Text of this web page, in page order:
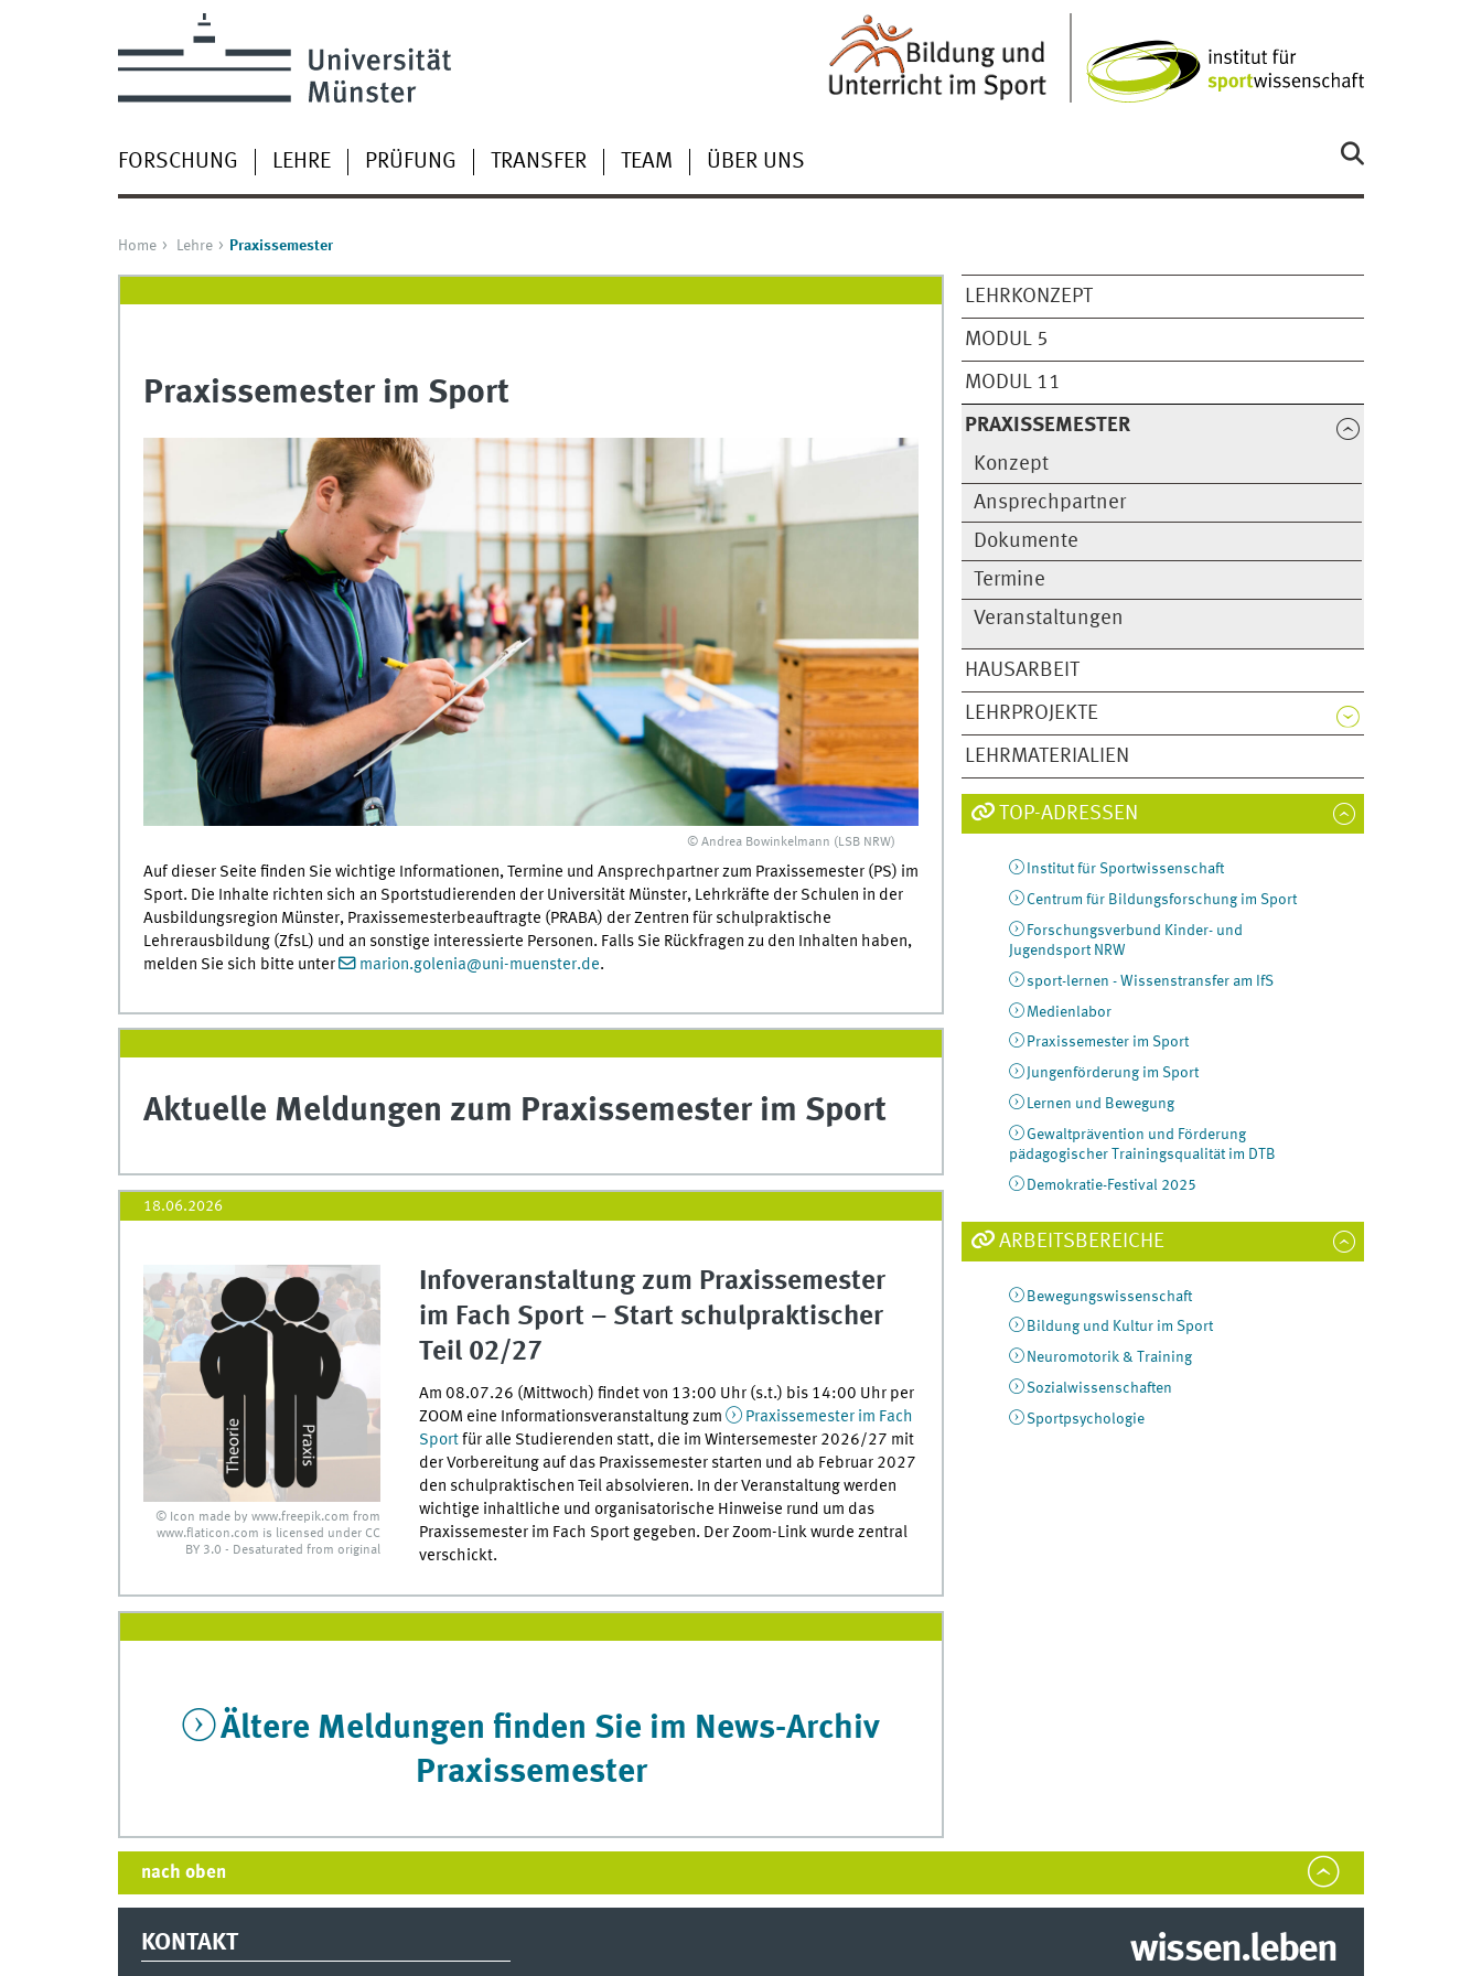
FORSCHUNG LEHRE PRÜFUNG TRANSFER TEAM ÜBER UNS
Home Lehre Praxissemester
LEHRKONZEPT
MODUL 5
MODUL 11
PRAXISSEMESTER
Konzept
Ansprechpartner
Dokumente
Termine
Veranstaltungen
HAUSARBEIT
LEHRPROJEKTE
LEHRMATERIALIEN
Praxissemester im Sport
© Andrea Bowinkelmann (LSB NRW)
Auf dieser Seite finden Sie wichtige Informationen, Termine und Ansprechpartner zum Praxissemester (PS) im
Sport. Die Inhalte richten sich an Sportstudierenden der Universität Münster, Lehrkräfte der Schulen in der
Ausbildungsregion Münster, Praxissemesterbeauftragte (PRABA) der Zentren für schulpraktische
Lehrerausbildung (ZfsL) und an sonstige interessierte Personen. Falls Sie Rückfragen zu den Inhalten haben,
melden Sie sich bitte unter
marion.golenia@uni-muenster.de.
Aktuelle Meldungen zum Praxissemester im Sport
18.06.2026
© Icon made by www.freepik.com from
www.flaticon.com is licensed under CC
BY 3.0 - Desaturated from original
Infoveranstaltung zum Praxissemester
im Fach Sport – Start schulpraktischer
Teil 02/27
Am 08.07.26 (Mittwoch) findet von 13:00 Uhr (s.t.) bis 14:00 Uhr per
ZOOM eine Informationsveranstaltung zum
Praxissemester im Fach
Sportfür alle Studierenden statt, die im Wintersemester 2026/27 mit
der Vorbereitung auf das Praxissemester starten und ab Februar 2027
den schulpraktischen Teil absolvieren. In der Veranstaltung werden
wichtige inhaltliche und organisatorische Hinweise rund um das
Praxissemester im Fach Sport gegeben. Der Zoom-Link wurde zentral
verschickt.
Ältere Meldungen finden Sie im News-Archiv
Praxissemester
TOP-ADRESSEN
Institut für Sportwissenschaft
Centrum für Bildungsforschung im Sport
Forschungsverbund Kinder- und
Jugendsport NRW
sport-lernen - Wissenstransfer am IfS
Medienlabor
Praxissemester im Sport
Jungenförderung im Sport
Lernen und Bewegung
Gewaltprävention und Förderung
pädagogischer Trainingsqualität im DTB
Demokratie-Festival 2025
ARBEITSBEREICHE
Bewegungswissenschaft
Bildung und Kultur im Sport
Neuromotorik & Training
Sozialwissenschaften
Sportpsychologie
nach oben
KONTAKT wissen.leben